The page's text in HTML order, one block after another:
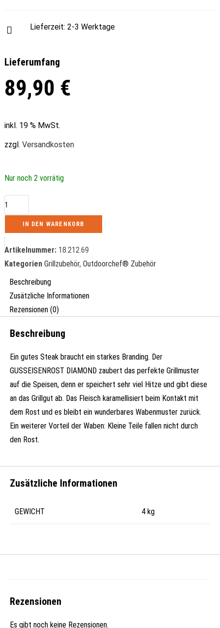
Lieferzeit: 2-3 Werktage
Lieferumfang
89,90 €
inkl. 19 % MwSt.
zzgl. Versandkosten
Nur noch 2 vorrätig
IN DEN WARENKORB
Artikelnummer: 18.212.69
Kategorien Grillzubehör, Outdoorchef® Zubehör
Beschreibung
Zusätzliche Informationen
Rezensionen (0)
Beschreibung
Ein gutes Steak braucht ein starkes Branding. Der
GUSSEISENROST DIAMOND zaubert das perfekte Grillmuster
auf die Speisen, denn er speichert sehr viel Hitze und gibt diese
an das Grillgut ab. Das Fleisch karamellisiert beim Kontakt mit
dem Rost und es bleibt ein wunderbares Wabenmuster zurück.
Ein weiterer Vorteil der Waben: Kleine Teile fallen nicht durch
den Rost.
Zusätzliche Informationen
GEWICHT 4 kg
Rezensionen
Es gibt noch keine Rezensionen.